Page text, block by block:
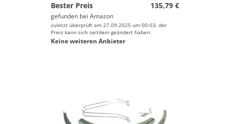
Bester Preis
135,79 €
gefunden bei Amazon
zuletzt überprüft am 27.09.2025 um 00:03; der
Preis kann sich seitdem geändert haben.
Keine weiteren Anbieter